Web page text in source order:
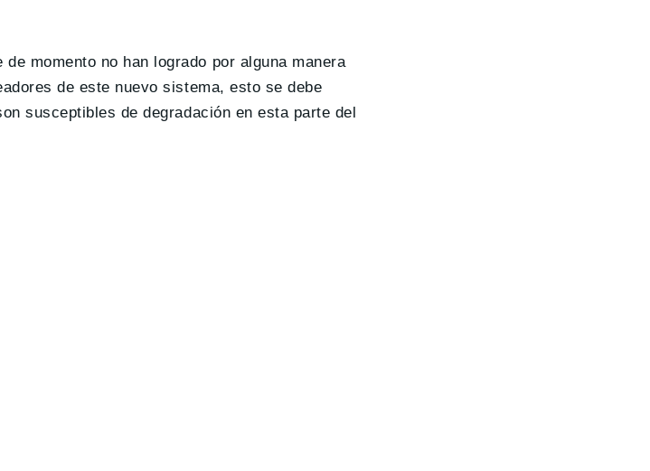
momento no han logrado por alguna manera
de este nuevo sistema, esto se debe
susceptibles de degradación en esta parte del